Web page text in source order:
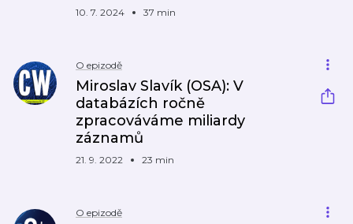
10. 7. 2024 37 min
O epizodě
Miroslav Slavík (OSA): V
databázích ročně
zpracováváme miliardy
záznamů
21. 9. 2022 23 min
O epizodě